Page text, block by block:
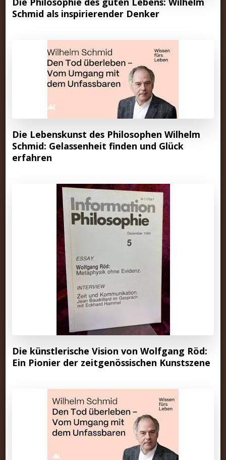
Schmid als inspirierender Denker
Die Lebenskunst des Philosophen Wilhelm
Schmid: Gelassenheit finden und Glück
erfahren
Die künstlerische Vision von Wolfgang Röd:
Ein Pionier der zeitgenössischen Kunstszene